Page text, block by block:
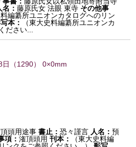
名：藤原氏女 法眼 東寺 その他事
料編纂所ユニオンカタログへのリン
本：
（東大史料編纂所ユニオンカ
ださい...
日 （1290） 0×0mm
頭用途事書止：恐々謹言 人名：預
項：潅頂頭用刊本：
（東大史料編